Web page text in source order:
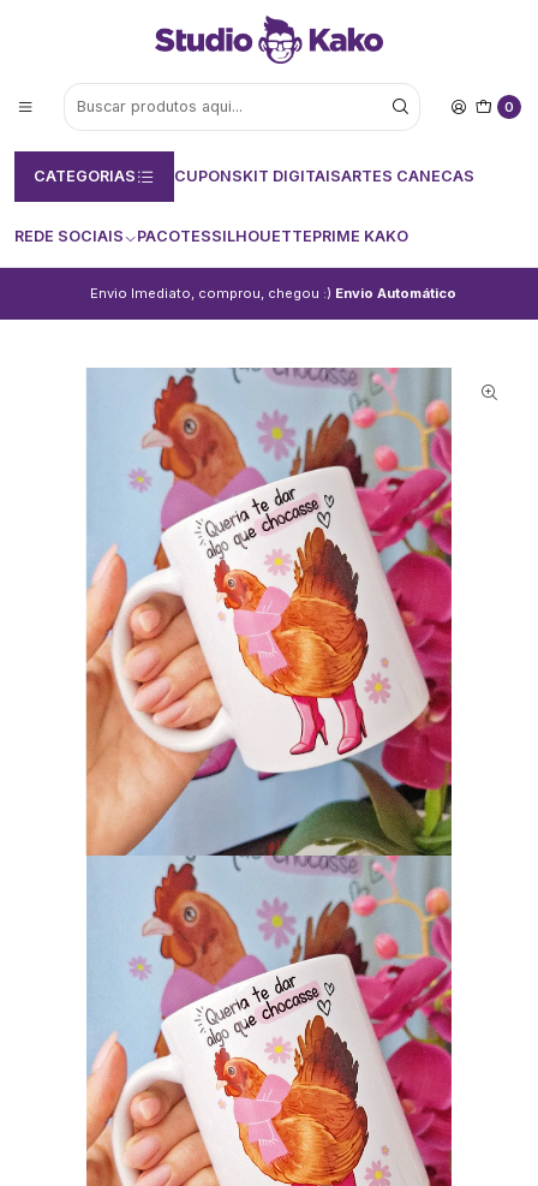
0
CATEGORIAS CUPONSKIT DIGITAISARTES CANECAS
REDE SOCIAIS PACOTESSILHOUETTEPRIME KAKO
Envio Imediato, comprou, chegou :) Envio Automático